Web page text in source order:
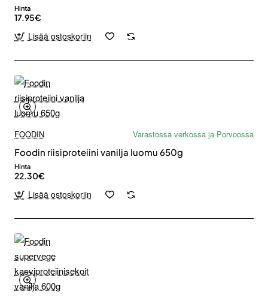
Hinta
17.95€
Lisää ostoskoriin
FOODIN
Varastossa verkossa ja Porvoossa
Foodin riisiproteiini vanilja luomu 650g
Hinta
22.30€
Lisää ostoskoriin